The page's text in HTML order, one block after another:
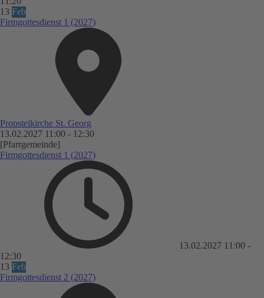
13 Feb
Firmgottesdienst 1 (2027)
Propsteikirche St. Georg
13.02.2027 11:00 - 12:30
[Pfarrgemeinde]
Firmgottesdienst 1 (2027)
13.02.2027 11:00 -
12:30
13 Feb
Firmgottesdienst 2 (2027)